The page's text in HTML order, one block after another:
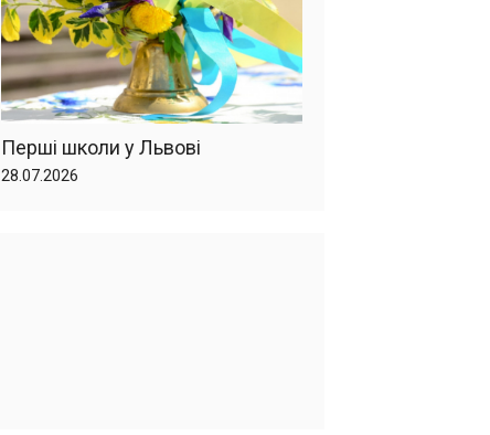
Перші школи у Львові
28.07.2026